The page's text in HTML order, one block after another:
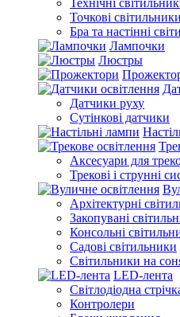
Технічні
Точкові світильники
Бра та настінні
Лампочки
Люстры
Датчики руху
Сутінкові датчики
Аксесуари для
Трекові і струнні
Архітектурні
Закопувані
Консольні
Садові світильники
Світильники на
LED-лента
Світлодіодна
Контролери